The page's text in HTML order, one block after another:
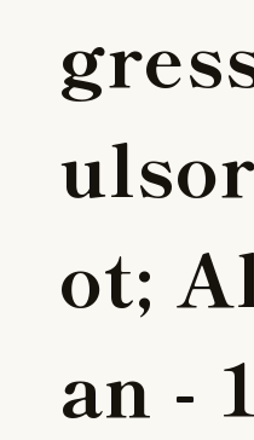
gres
ulsor
ot; A
an -